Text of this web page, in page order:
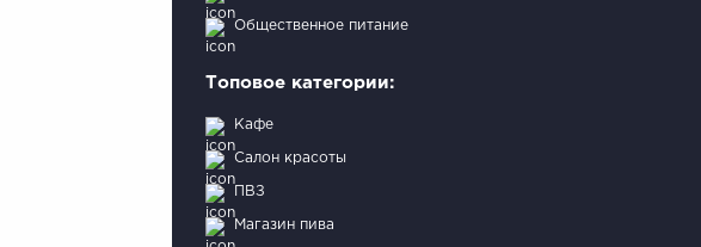
Общественное питание
Топовое категории:
Кафе
Салон красоты
ПВЗ
Магазин пива